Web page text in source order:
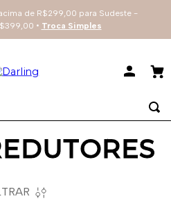
de R$299,00 para Sudeste -
• Troca Simples